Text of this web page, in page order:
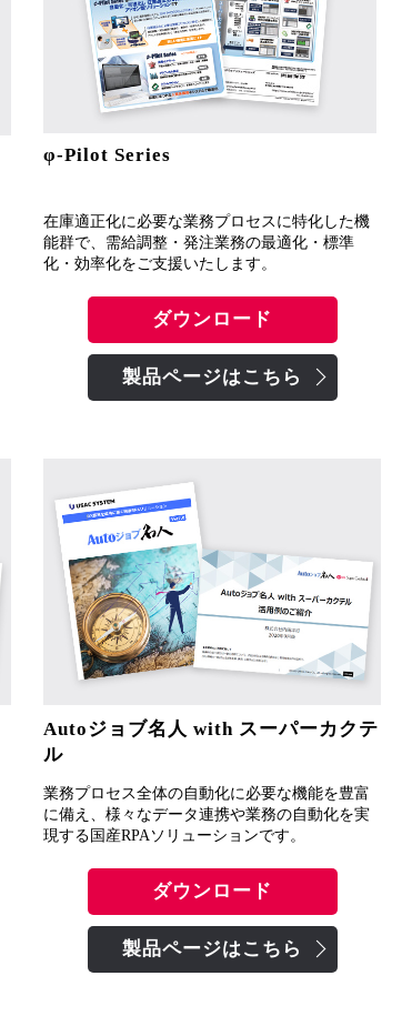
φ-Pilot Series
在庫適正化に必要な業務プロセスに特化した機
能群で、需給調整・発注業務の最適化・標準
化・効率化をご支援いたします。
ダウンロード
製品ページはこちら
Autoジョブ名人 with スーパーカクテ
ル
業務プロセス全体の自動化に必要な機能を豊富
に備え、様々なデータ連携や業務の自動化を実
現する国産RPAソリューションです。
ダウンロード
製品ページはこちら